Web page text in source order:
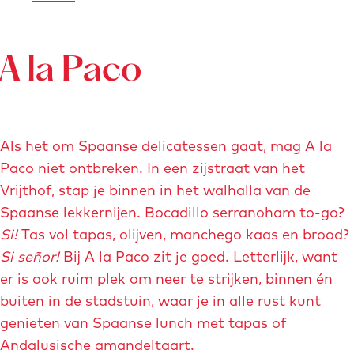
r
o
o
p
la Paco
Als het om Spaanse delicatessen gaat, mag A la
Paco niet ontbreken. In een zijstraat van het
Vrijthof, stap je binnen in het walhalla van de
Spaanse lekkernijen. Bocadillo serranoham to-go?
Si!Tas vol tapas, olijven, manchego kaas en brood?
Si señor!Bij A la Paco zit je goed. Letterlijk, want
er is ook ruim plek om neer te strijken, binnen én
buiten in de stadstuin, waar je in alle rust kunt
genieten van Spaanse lunch met tapas of
Andalusische amandeltaart.